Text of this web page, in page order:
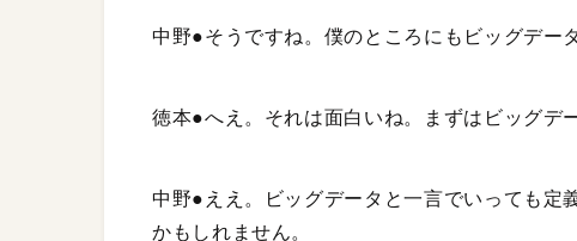
中野●そうですね。僕のところにもビッグデー
徳本●へえ。それは面白いね。まずはビッグデ
中野●ええ。ビッグデータと一言でいっても定
かもしれません。